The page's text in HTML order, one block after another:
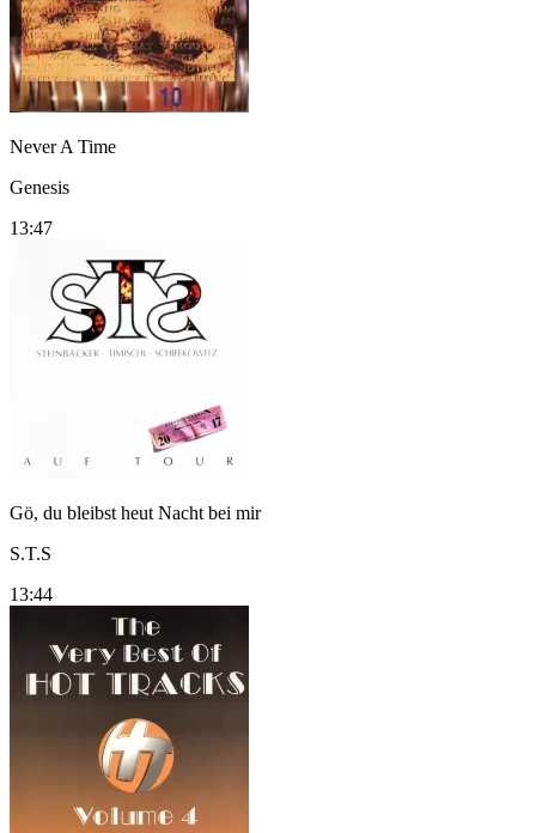
Never A Time
Genesis
13:47
Gö, du bleibst heut Nacht bei mir
S.T.S
13:44